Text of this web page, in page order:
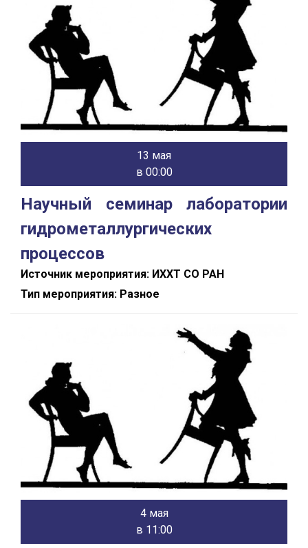
13 мая
в 00:00
Научный семинар лаборатории
гидрометаллургических
процессов
Источник мероприятия: ИХХТ СО РАН
Тип мероприятия: Разное
4 мая
в 11:00